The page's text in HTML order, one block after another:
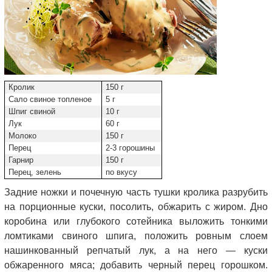
Кролик
150 г
Сало свиное топленое
5 г
Шпиг свиной
10 г
Лук
60 г
Молоко
150 г
Перец
2-3 горошины
Гарнир
150 г
Перец, зелень
по вкусу
Задние ножки и почечную часть тушки кролика разрубить
на порционные куски, посолить, обжарить с жиром. Дно
коробина или глубокого сотейника выложить тонкими
ломтиками свиного шпига, положить ровным слоем
нашинкованный репчатый лук, а на него — куски
обжаренного мяса; добавить черный перец горошком.